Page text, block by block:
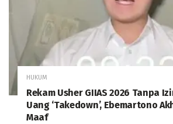
HUKUM
Rekam Usher GIIAS 2026 Tanpa
Uang ‘Takedown’, Ebemartono
Maaf